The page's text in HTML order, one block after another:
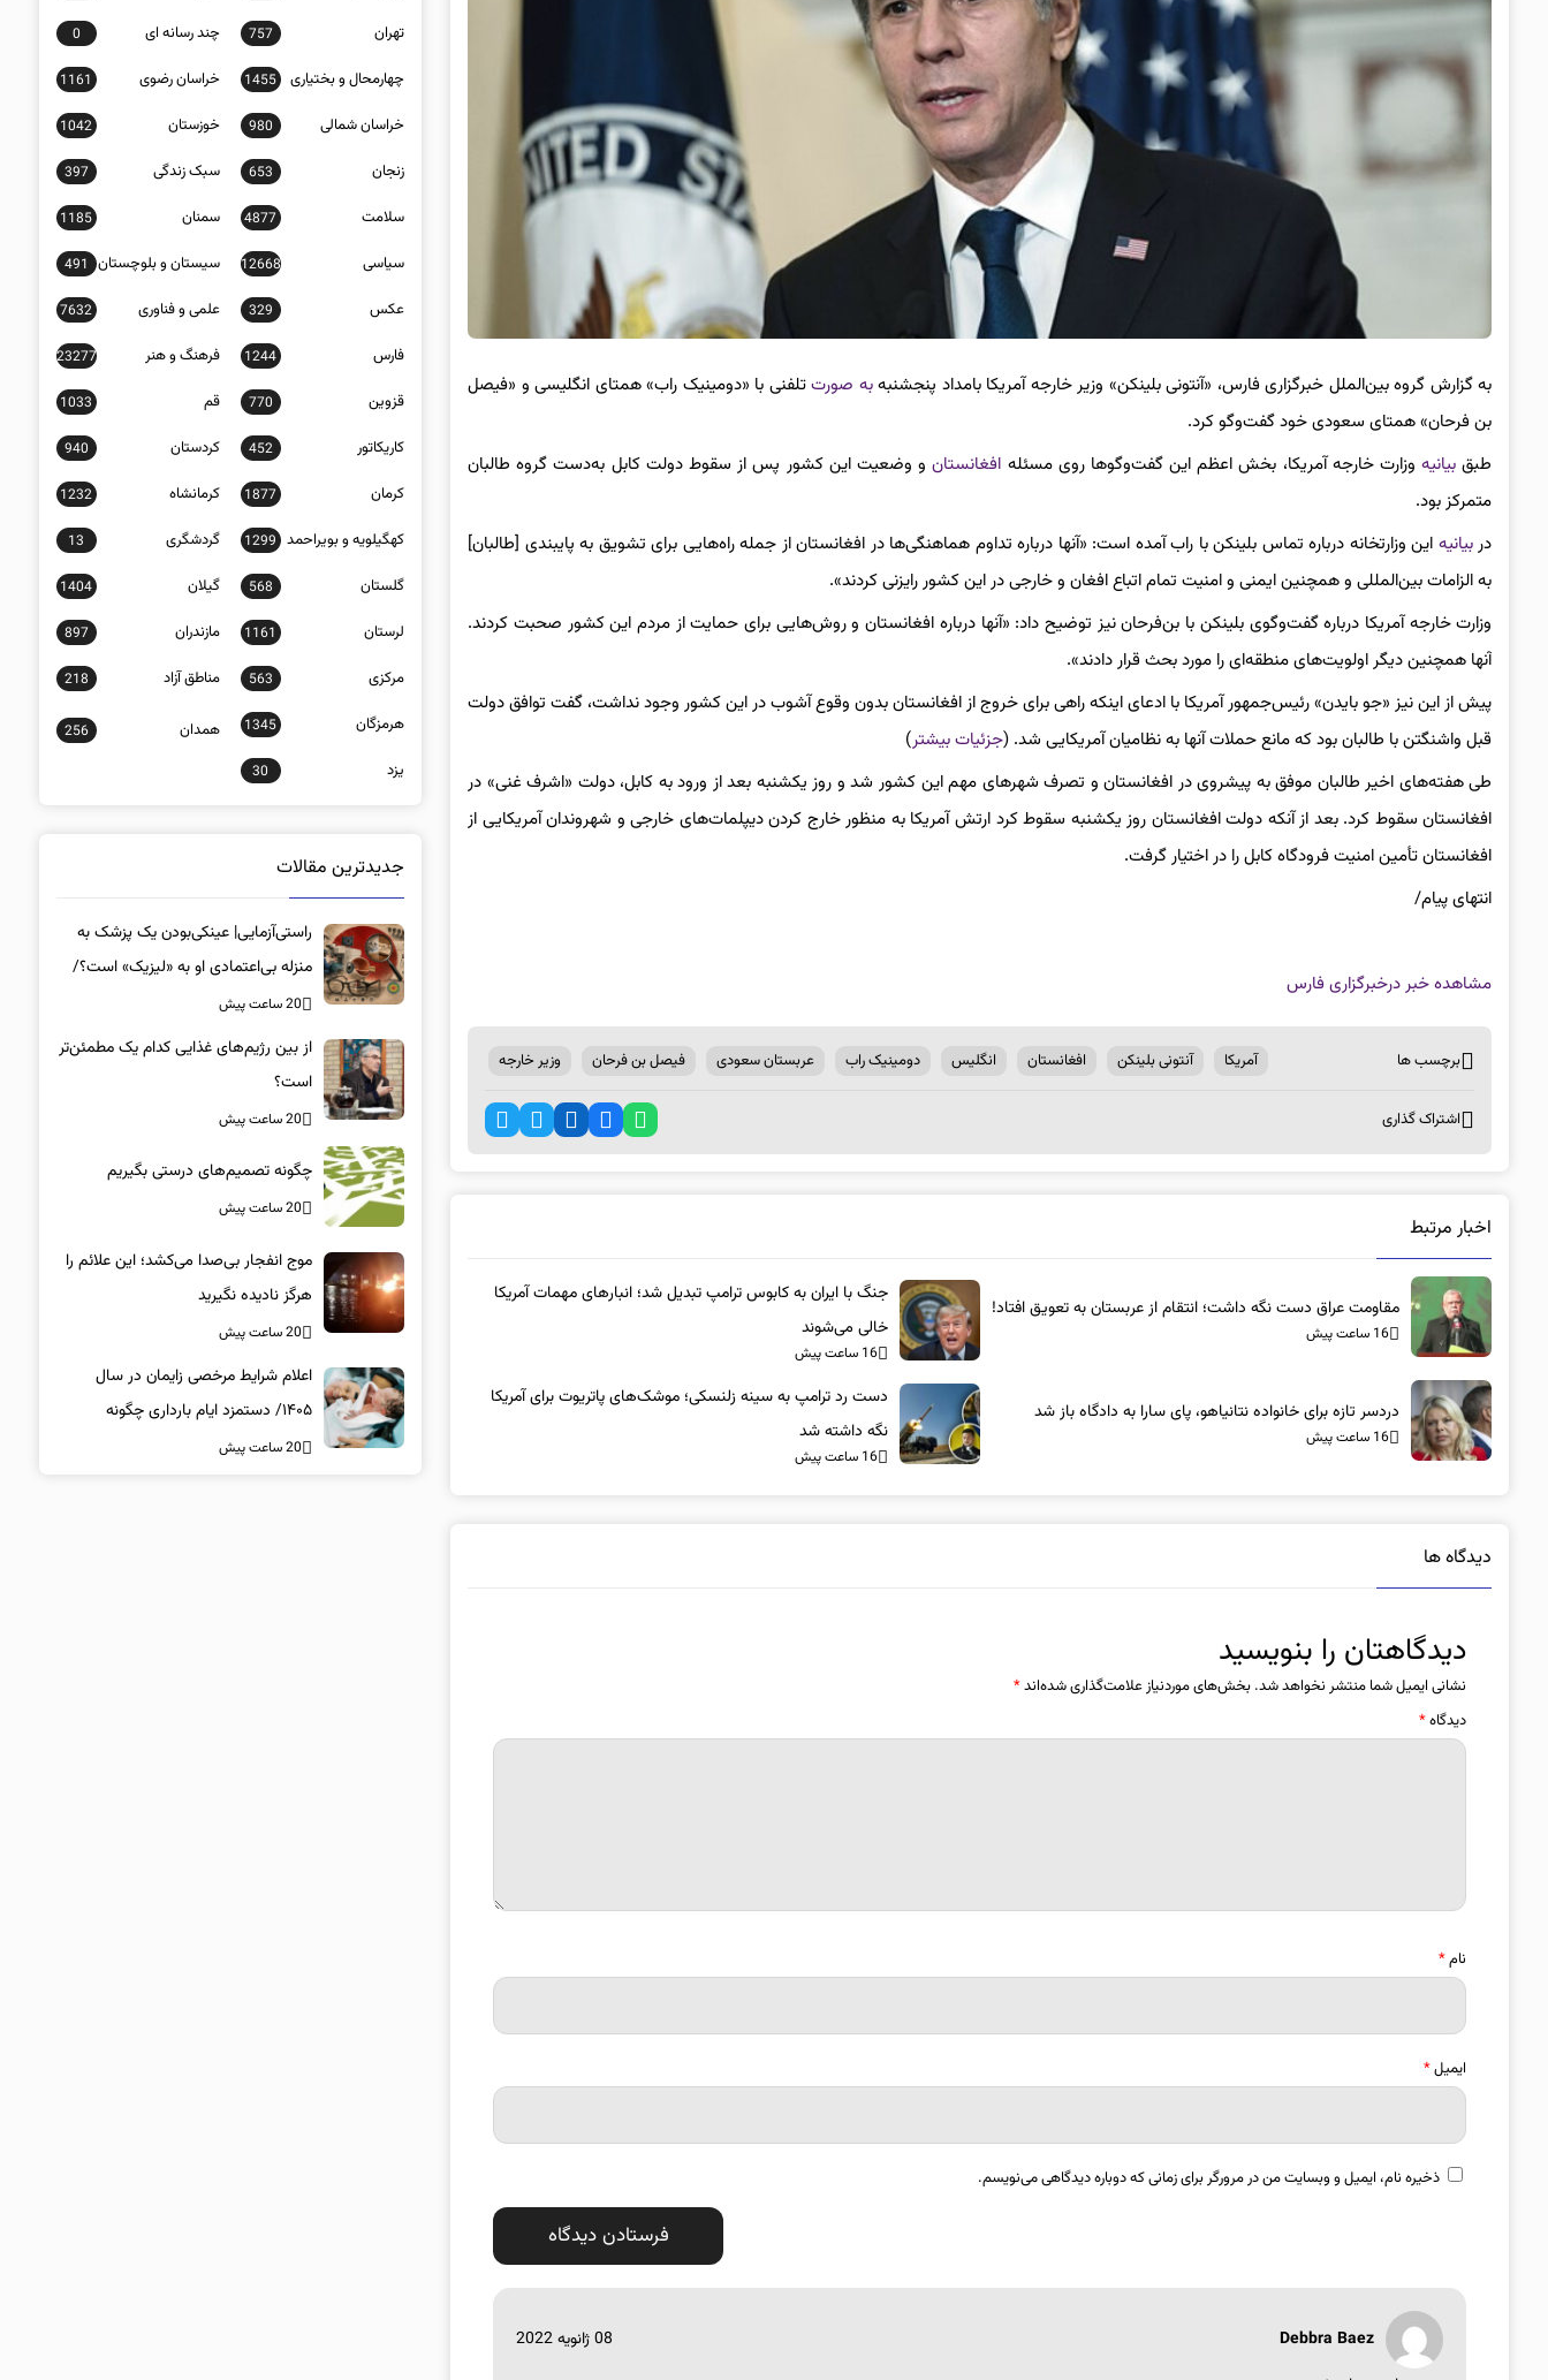
به گزارش گروه بین‌الملل خبرگزاری فارس، «آنتونی بلینکن» وزیر خارجه آمریکا بامداد پنجشنبهبه صورتتلفنی با «دومینیک راب» همتای انگلیسی و «فیصل
بن فرحان» همتای سعودی خود گفت‌وگو کرد.
طبق بیانیه وزارت خارجه آمریکا، بخش اعظم این گفت‌وگوها روی مسئله افغانستانو وضعیت این کشور پس از سقوط دولت کابل به‌دست گروه طالبان
متمرکز بود.
دربیانیه این وزارتخانه درباره تماس بلینکن با راب آمده است: «آنها درباره تداوم هماهنگی‌ها در افغانستان از جمله راه‌هایی برای تشویق به پایبندی [طالبان]
به الزامات بین‌المللی و همچنین ایمنی و امنیت تمام اتباع افغان و خارجی در این کشور رایزنی کردند».
وزارت خارجه آمریکا درباره گفت‌وگوی بلینکن با بن‌فرحان نیز توضیح داد: «آنها درباره افغانستان و روش‌هایی برای حمایت از مردم این کشور صحبت کردند.
آنها همچنین دیگر اولویت‌های منطقه‌ای را مورد بحث قرار دادند».
پیش از این نیز «جو بایدن» رئیس‌جمهور آمریکا با ادعای اینکه راهی برای خروج از افغانستان بدون وقوع آشوب در این کشور وجود نداشت، گفت توافق دولت
قبل واشنگتن با طالبان بود که مانع حملات آنها به نظامیان آمریکایی شد. (جزئیات بیشتر)
طی هفته‌های اخیر طالبان موفق به پیشروی در افغانستان و تصرف شهرهای مهم این کشور شد و روز یکشنبه بعد از ورود به کابل، دولت «اشرف غنی» در
افغانستان سقوط کرد. بعد از آنکه دولت افغانستان روز یکشنبه سقوط کرد ارتش آمریکا به منظور خارج کردن دیپلمات‌های خارجی و شهروندان آمریکایی از
افغانستان تأمین امنیت فرودگاه کابل را در اختیار گرفت.
انتهای پیام/
مشاهده خبر درخبرگزاری فارس
برچسب ها آمریکا آنتونی بلینکن افغانستان انگلیس دومینیک راب عربستان سعودی فیصل بن فرحان وزیر خارجه
اشتراک گذاری
اخبار مرتبط
مقاومت عراق دست نگه داشت؛ انتقام از عربستان به تعویق افتاد!
16 ساعت پیش
جنگ با ایران به کابوس ترامپ تبدیل شد؛ انبارهای مهمات آمریکا
خالی می‌شوند
16 ساعت پیش
دردسر تازه برای خانواده نتانیاهو، پای سارا به دادگاه باز شد
16 ساعت پیش
دست رد ترامپ به سینه زلنسکی؛ موشک‌های پاتریوت برای آمریکا
نگه داشته شد
16 ساعت پیش
دیدگاه ها
دیدگاهتان را بنویسید
نشانی ایمیل شما منتشر نخواهد شد. بخش‌های موردنیاز علامت‌گذاری شده‌اند*
دیدگاه*
نام*
ایمیل*
ذخیره نام، ایمیل و وبسایت من در مرورگر برای زمانی که دوباره دیدگاهی می‌نویسم.
Debbra Baez
08 ژانویه 2022
تهران 757 چند رسانه ای 0
چهارمحال و بختیاری 1455 خراسان رضوی 1161
خراسان شمالی 980 خوزستان 1042
زنجان 653 سبک زندگی 397
سلامت 4877 سمنان 1185
سیاسی 12668 سیستان و بلوچستان 491
عکس 329 علمی و فناوری 7632
فارس 1244 فرهنگ و هنر 23277
قزوین 770 قم 1033
کاریکاتور 452 کردستان 940
کرمان 1877 کرمانشاه 1232
کهگیلویه و بویراحمد 1299 گردشگری 13
گلستان 568 گیلان 1404
لرستان 1161 مازندران 897
مرکزی 563 مناطق آزاد 218
هرمزگان 1345 همدان 256
یزد 30
جدیدترین مقالات
راستی‌آزمایی| عینکی‌بودن یک پزشک به
منزله بی‌اعتمادی او به «لیزیک» است؟/
جراحان، چشم فرزندان خود را لیزیک
می‌کنند؟
20 ساعت پیش
از بین رژیم‌های غذایی کدام یک مطمئن‌تر
است؟‌
20 ساعت پیش
چگونه تصمیم‌های درستی بگیریم
20 ساعت پیش
موج انفجار بی‌صدا می‌کشد؛ این علائم را
هرگز نادیده نگیرید
20 ساعت پیش
اعلام شرایط مرخصی زایمان در سال
۱۴۰۵/ دستمزد ایام بارداری چگونه
پرداخت می‌شود؟
20 ساعت پیش